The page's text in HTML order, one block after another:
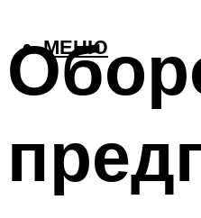
МЕНЮ